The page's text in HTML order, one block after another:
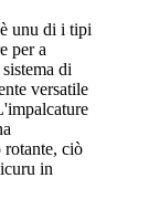
unu di i tipi
per a
di
versatile
rotante, ciò
in